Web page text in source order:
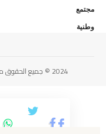
مجتمع
وطنية
2024 © جميع الحقوق محفوظة.الموقع يصدر عن شركة: